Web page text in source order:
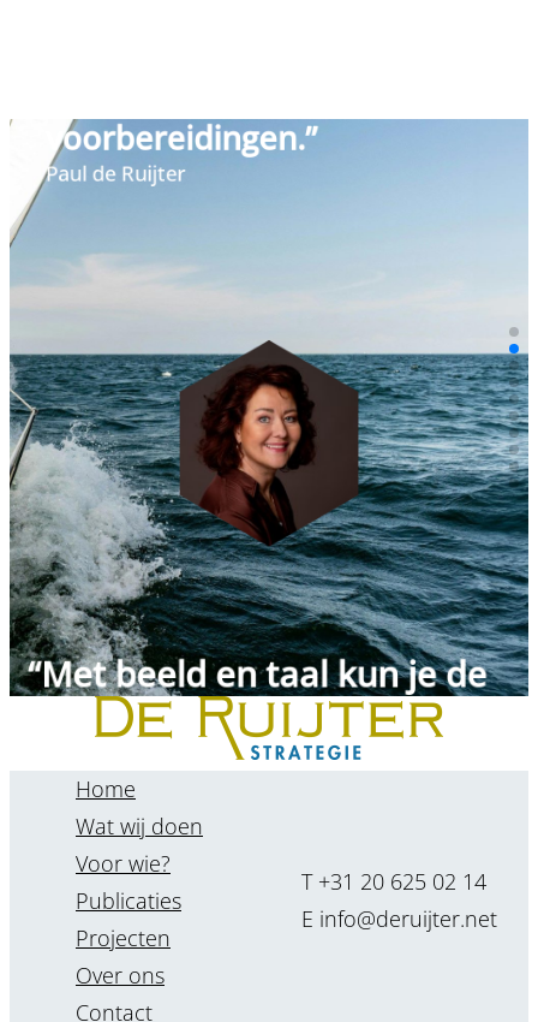
“Met beeld en taal kun je de
toekomst nu al vormgeven.”
Jolanda van Heijningen
“Je kunt de toekomst niet
Home
Wat wij doen
Voor wie?
Publicaties
Projecten
Over ons
Contact
T +31 20 625 02 14
E info@deruijter.net